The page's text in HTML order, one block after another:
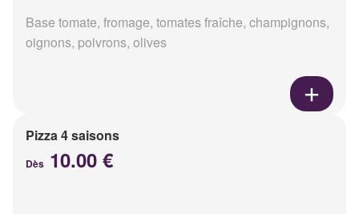
Base tomate, fromage, tomates fraîche, champignons,
oignons, poivrons, olives
Pizza 4 saisons
Dès 10.00 €